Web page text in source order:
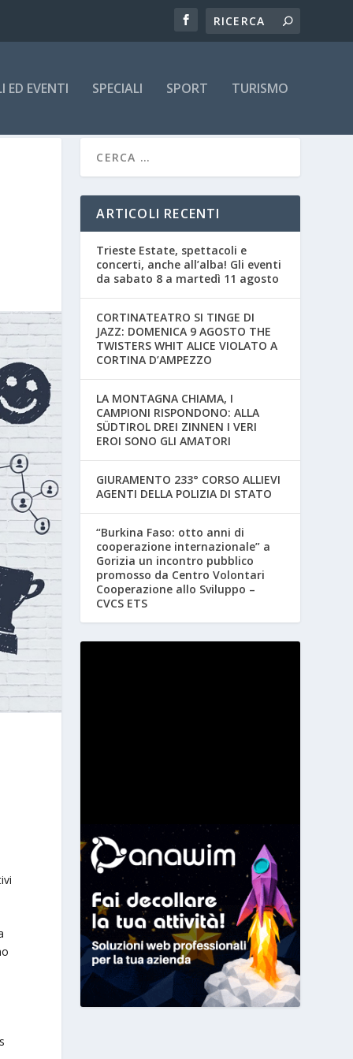
ED EVENTI SPECIALI SPORT TURISMO
ARTICOLI RECENTI
Trieste Estate, spettacoli e
concerti, anche all’alba! Gli eventi
da sabato 8 a martedì 11 agosto
CORTINATEATRO SI TINGE DI
JAZZ: DOMENICA 9 AGOSTO THE
TWISTERS WHIT ALICE VIOLATO A
CORTINA D’AMPEZZO
LA MONTAGNA CHIAMA, I
CAMPIONI RISPONDONO: ALLA
SÜDTIROL DREI ZINNEN I VERI
EROI SONO GLI AMATORI
GIURAMENTO 233° CORSO ALLIEVI
AGENTI DELLA POLIZIA DI STATO
“Burkina Faso: otto anni di
cooperazione internazionale” a
Gorizia un incontro pubblico
promosso da Centro Volontari
Cooperazione allo Sviluppo –
CVCS ETS